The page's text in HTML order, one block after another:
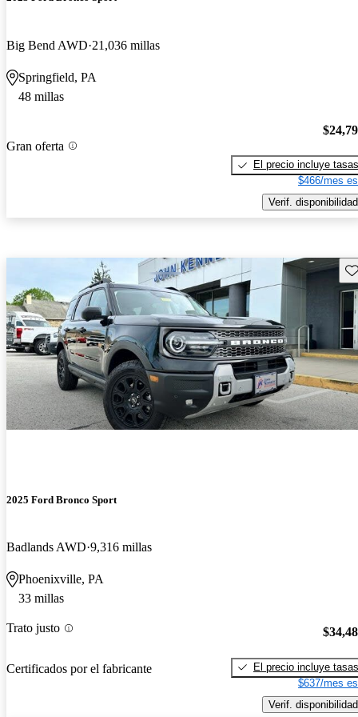
Big Bend AWD 21,036 millas
Springfield, PA
48 millas
Gran oferta
El precio incluye tasas
$466/mes
Verif. disponibilidad
2025 Ford Bronco Sport
Badlands AWD 9,316 millas
Phoenixville, PA
33 millas
Trato justo
Certificados por el fabricante
El precio incluye tasas
$637/mes
Verif. disponibilidad